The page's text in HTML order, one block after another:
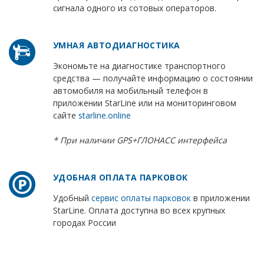
сигнала одного из сотовых операторов.
УМНАЯ АВТОДИАГНОСТИКА
Экономьте на диагностике транспортного
средства — получайте информацию о состоянии
автомобиля на мобильный телефон в
приложении StarLine или на мониторинговом
сайте starline.online
* При наличии GPS+ГЛОНАСС интерфейса
УДОБНАЯ ОПЛАТА ПАРКОВОК
Удобный сервис оплаты парковокв приложении
StarLine. Оплата доступна во всех крупных
городах России